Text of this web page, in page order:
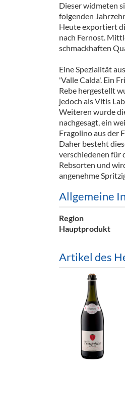
Ausschankwagen
Gläser
Kühlanhänger
Theken +
Dieser widmeten
folgenden
Heute exportiert
nach Fernost.
schmackhaften
Eine Spezialität
'Valle Calda'. Ein
Rebe hergestellt
jedoch als Vitis
Weiteren wurde
nachgesagt, ein
Fragolino aus der
Daher besteht
verschiedenen für
Rebsorten und
angenehme
Allgemeine
Region
Hauptprodukt
Artikel des